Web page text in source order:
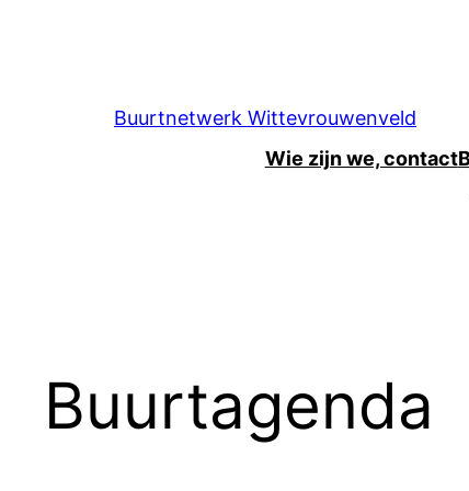
Buurtnetwerk Wittevrouwenveld
Wie zijn we, contact
Buurtagenda